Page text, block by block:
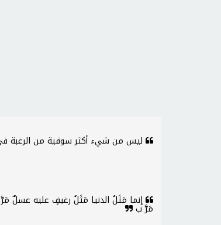
ليس من شيء أكثر سوقية من الرغبة في
إنما مَثَلُ الدنيا مَثَلُ رغيفٍ عليه عسلٌ
مَرَّ ب